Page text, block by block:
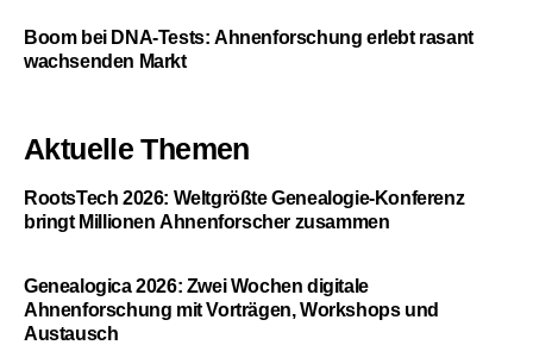
Boom bei DNA-Tests: Ahnenforschung erlebt rasant
wachsenden Markt
Aktuelle Themen
RootsTech 2026: Weltgrößte Genealogie-Konferenz
bringt Millionen Ahnenforscher zusammen
Genealogica 2026: Zwei Wochen digitale
Ahnenforschung mit Vorträgen, Workshops und
Austausch